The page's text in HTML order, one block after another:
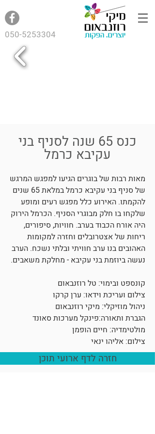
050-5253304
כנס 65 שנה לסניף בני
עקיבא כרמל
מאות רבות של בוגרים הגיעו למפגש המרגש
של סניף בני עקיבא כרמל במלאת 65 שנים
להקמתו. האירוע כלל מפגש רעים ומופע
שלקחו בו חלק מבוגרי הסניף. הכרמל הירוק
היה אורח הכבוד בערב. חוויות, סיפורים,
ריחות של אצטרובלים וחזרה למקומות
האהובים בנו ערב חוויתי ובלתי נשכח. הערב
נעשה ביוזמת בני עקיבא - מחלקת משאבים.
קונספט ובימוי: טל רוזנבאום
צילום ועריכת וידאו: ערן קרקו
ניהול מוזיקלי: מיקי רוזנבאום
הגברת ותאורה:פינקל מערכות סאונד
מולטימדיה: חיים הופמן
צילום: אליהו ינאי
חזרה לדף ארועי תוכן